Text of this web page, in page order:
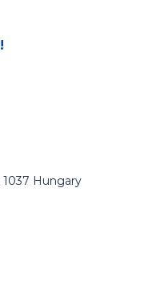
1037 Hungary